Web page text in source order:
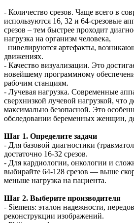
- Количество срезов. Чаще всего в
используются 16, 32 и 64-срезовые
срезов – тем быстрее проходит
нагрузка на организм человека,
нивелируются артефакты,
движениях.
- Качество визуализации. Это
новейшему программному
рабочим станциям.
- Лучевая нагрузка. Современные
сверхнизкой лучевой нагрузкой, что
максимально безопасной. Это
обследовании беременных женщин,
Шаг 1. Определите задачи
- Для базовой диагностики
достаточно 16-32 срезов.
- Для кардиологии, онкологии и
выбирайте 64-128 срезов — выше
меньше нагрузка на пациента.
Шаг 2. Выберите производителя
- Siemens: эталон надежности,
реконструкции изображений.